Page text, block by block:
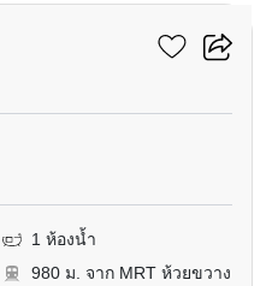
1 ห้องน้ำ
980 ม. จาก MRT ห้วยขวาง